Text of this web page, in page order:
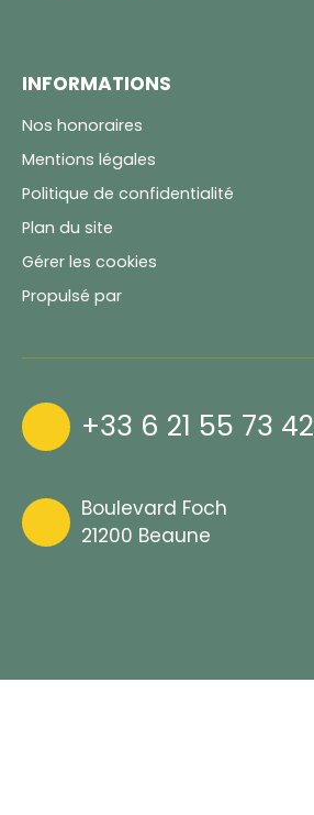
INFORMATIONS
Nos honoraires
Mentions légales
Politique de confidentialité
Plan du site
Gérer les cookies
Propulsé par
+33 6 21 55 73 42
Boulevard Foch
21200 Beaune